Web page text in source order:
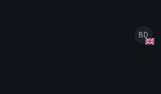
BD